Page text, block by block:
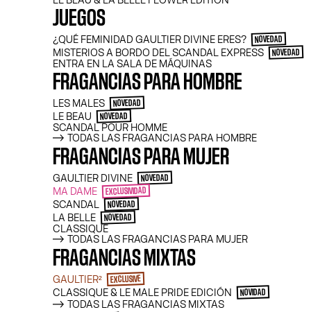
JUEGOS
¿QUÉ FEMINIDAD GAULTIER DIVINE ERES? NOVEDAD
MISTERIOS A BORDO DEL SCANDAL EXPRESS NOVEDAD
ENTRA EN LA SALA DE MÁQUINAS
FRAGANCIAS PARA HOMBRE
LES MALES NOVEDAD
LE BEAU NOVEDAD
SCANDAL POUR HOMME
TODAS LAS FRAGANCIAS PARA HOMBRE
FRAGANCIAS PARA MUJER
GAULTIER DIVINE NOVEDAD
MA DAME EXCLUSIVIDAD
SCANDAL NOVEDAD
LA BELLE NOVEDAD
CLASSIQUE
TODAS LAS FRAGANCIAS PARA MUJER
FRAGANCIAS MIXTAS
GAULTIER² EXCLUSIVE
CLASSIQUE & LE MALE PRIDE EDICIÓN NOVIDAD
TODAS LAS FRAGANCIAS MIXTAS
Jean Paul Gaultier viste y envuelve la
sensaciones suaves y golosas: vainilla
fundente, malvavisco cremoso… Descubra
reconfortan como un recuerdo de la
un placer culpable.
Una vaporización y es pura adicción.
FILTRAR